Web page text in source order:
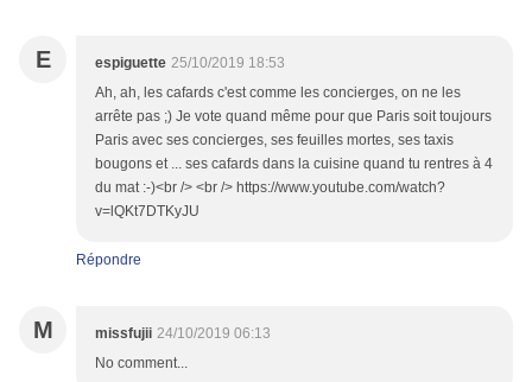
E espiguette 25/10/2019 18:53
Ah, ah, les cafards c'est comme les concierges, on ne les
arrête pas ;) Je vote quand même pour que Paris soit toujours
Paris avec ses concierges, ses feuilles mortes, ses taxis
bougons et ... ses cafards dans la cuisine quand tu rentres à 4
du mat :-)<br /> <br /> https://www.youtube.com/watch?
v=lQKt7DTKyJU
Répondre
M missfujii 24/10/2019 06:13
No comment...